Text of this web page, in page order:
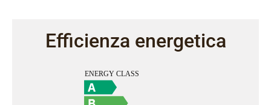
Efficienza energetica